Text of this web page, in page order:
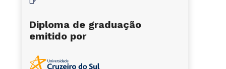
Diploma de graduação
emitido por